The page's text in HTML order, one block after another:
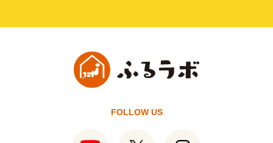
FOLLOW US